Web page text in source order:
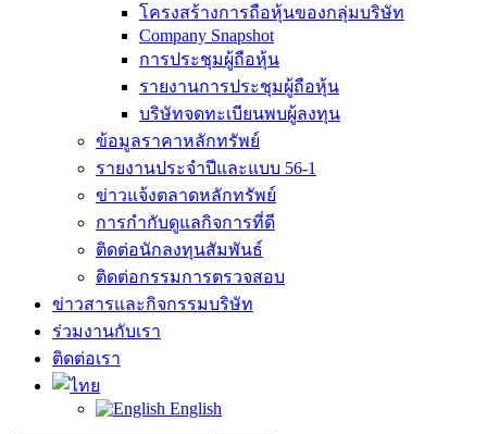
โครงสร้างการถือหุ้นของกลุ่มบริษัท
Company Snapshot
การประชุมผู้ถือหุ้น
รายงานการประชุมผู้ถือหุ้น
บริษัทจดทะเบียนพบผู้ลงทุน
ข้อมูลราคาหลักทรัพย์
รายงานประจำปีและแบบ 56-1
ข่าวแจ้งตลาดหลักทรัพย์
การกำกับดูแลกิจการที่ดี
ติดต่อนักลงทุนสัมพันธ์
ติดต่อกรรมการตรวจสอบ
ข่าวสารและกิจกรรมบริษัท
ร่วมงานกับเรา
ติดต่อเรา
English